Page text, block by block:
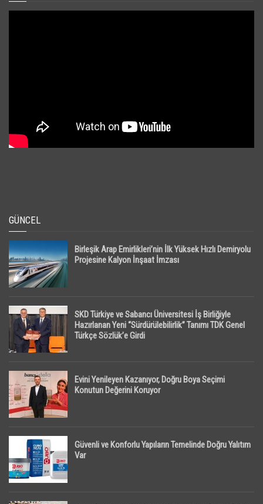
GÜNCEL
Birleşik Arap Emirlikleri’nin İlk Yüksek Hızlı Demiryolu
Projesine Kalyon İnşaat İmzası
SKD Türkiye ve Sabancı Üniversitesi İş Birliğiyle
Hazırlanan Yeni “Sürdürülebilirlik” Tanımı TDK Genel
Türkçe Sözlük’e Girdi
Evini Yenileyen Kazanıyor, Doğru Boya Seçimi
Konutun Değerini Koruyor
Güvenli ve Konforlu Yapıların Temelinde Doğru Yalıtım
Var